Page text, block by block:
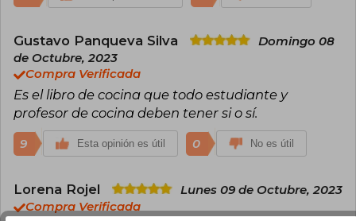
Gustavo Panqueva Silva
Domingo 08
de Octubre, 2023
Compra Verificada
Es el libro de cocina que todo estudiante y
profesor de cocina deben tener si o sí.
9 Esta opinión es útil 0 No es útil
Lorena Rojel
Lunes 09 de Octubre, 2023
Compra Verificada